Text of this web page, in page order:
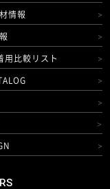
情報 >
>
用比較リスト >
>
>
>
>